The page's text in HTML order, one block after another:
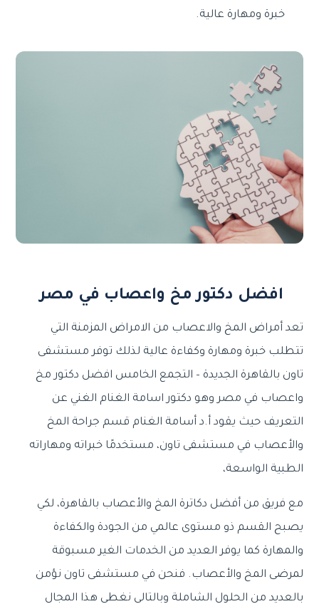
خبرة ومهارة عالية.
افضل دكتور مخ واعصاب في مصر
تعد أمراض المخ والاعصاب من الامراض المزمنة التي
تتطلب خبرة ومهارة وكفاءة عالية لذلك توفر مستشفى
تاون بالقاهرة الجديدة – التجمع الخامس افضل دكتور مخ
واعصاب في مصر وهو دكتور اسامة الغنام الغني عن
التعريف حيث يقود أ.د أسامة الغنام قسم جراحة المخ
والأعصاب في مستشفى تاون، مستخدمًا خبراته ومهاراته
الطبية الواسعة،
مع فريق من أفضل دكاترة المخ والأعصاب بالقاهرة، لكي
يصبح القسم ذو مستوى عالمي من الجودة والكفاءة
والمهارة كما يوفر العديد من الخدمات الغير مسبوقة
لمرضى المخ والأعصاب. فنحن في مستشفى تاون نؤمن
بالعديد من الحلول الشاملة وبالتالي نغطي هذا المجال